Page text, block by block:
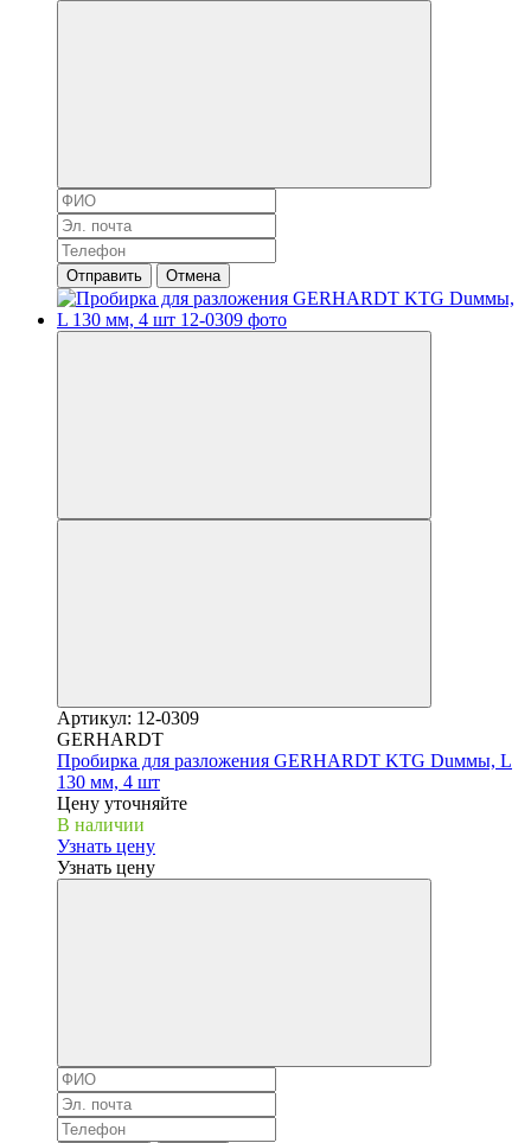
Отправить Отмена
Артикул: 12-0309
GERHARDT
Пробирка для разложения GERHARDT KTG Duммы, L
130 мм, 4 шт
Цену уточняйте
В наличии
Узнать цену
Узнать цену